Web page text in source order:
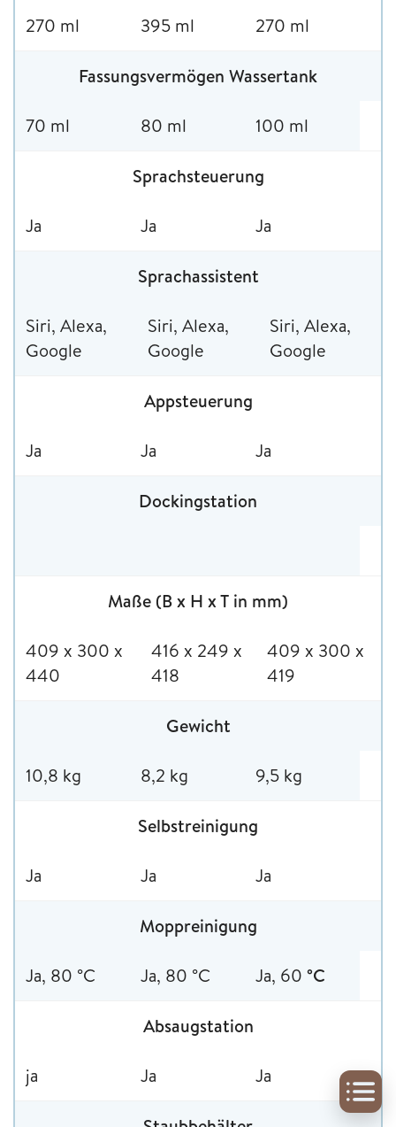
270 ml 395 ml 270 ml
Fassungsvermögen Wassertank
70 ml 80 ml 100 ml
Sprachsteuerung
Ja Ja Ja
Sprachassistent
Siri, Alexa,
Google
Siri, Alexa,
Google
Siri, Alexa,
Google
Appsteuerung
Ja Ja Ja
Dockingstation
Maße (B x H x T in mm)
409 x 300 x
440
416 x 249 x
418
409 x 300 x
419
Gewicht
10,8 kg 8,2 kg 9,5 kg
Selbstreinigung
Ja Ja Ja
Moppreinigung
Ja, 80 °C Ja, 80 °C Ja, 60 °C
Absaugstation
ja Ja Ja